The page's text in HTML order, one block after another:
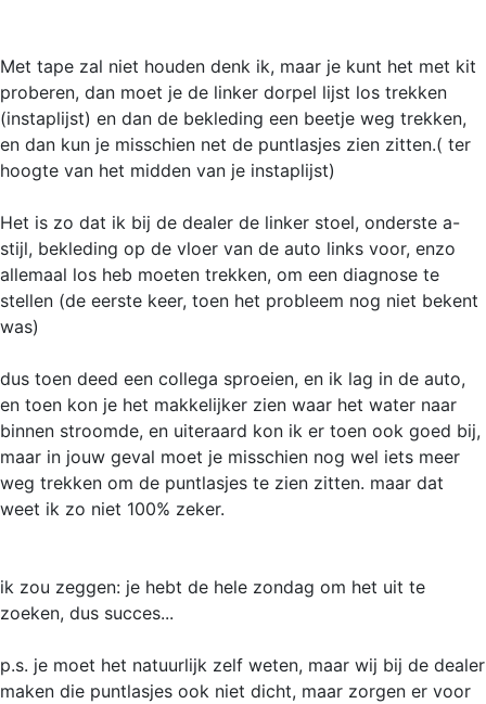
Met tape zal niet houden denk ik, maar je kunt het met kit
proberen, dan moet je de linker dorpel lijst los trekken
(instaplijst) en dan de bekleding een beetje weg trekken,
en dan kun je misschien net de puntlasjes zien zitten.( ter
hoogte van het midden van je instaplijst)
Het is zo dat ik bij de dealer de linker stoel, onderste a-
stijl, bekleding op de vloer van de auto links voor, enzo
allemaal los heb moeten trekken, om een diagnose te
stellen (de eerste keer, toen het probleem nog niet bekent
was)
dus toen deed een collega sproeien, en ik lag in de auto,
en toen kon je het makkelijker zien waar het water naar
binnen stroomde, en uiteraard kon ik er toen ook goed bij,
maar in jouw geval moet je misschien nog wel iets meer
weg trekken om de puntlasjes te zien zitten. maar dat
weet ik zo niet 100% zeker.
ik zou zeggen: je hebt de hele zondag om het uit te
zoeken, dus succes...
p.s. je moet het natuurlijk zelf weten, maar wij bij de dealer
maken die puntlasjes ook niet dicht, maar zorgen er voor